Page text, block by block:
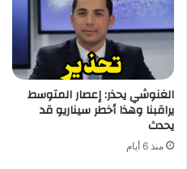
الغنوشي يحذر: إعصار المتوسط
يراقبنا وهذا أخطر سيناريو قد
يحدث
منذ 6 أيام